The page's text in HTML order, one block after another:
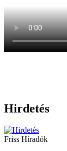
Hirdetés
Friss Híradók